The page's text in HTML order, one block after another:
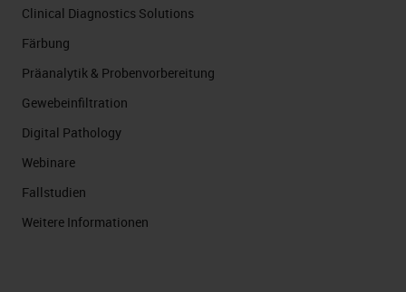
Clinical Diagnostics Solutions
Färbung
Präanalytik & Probenvorbereitung
Gewebeinfiltration
Digital Pathology
Webinare
Fallstudien
Weitere Informationen